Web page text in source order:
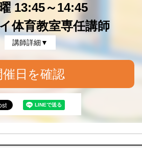
13:45～14:45
体育教室専任講師
講師詳細▼
催日を確認